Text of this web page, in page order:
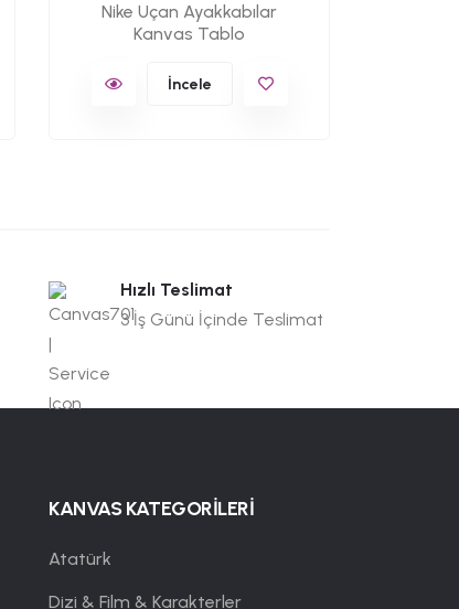
Nike Uçan Ayakkabılar
Kanvas Tablo
İncele
Hızlı Teslimat
3 İş Günü İçinde Teslimat
KANVAS KATEGORİLERİ
Atatürk
Dizi & Film & Karakterler